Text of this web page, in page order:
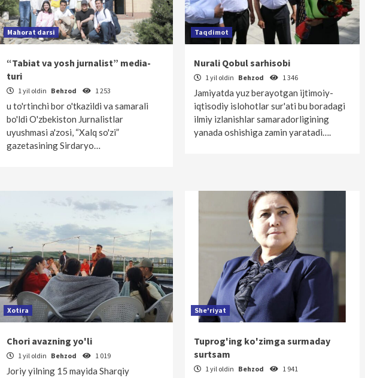
Mahorat darsi
“Tabiat va yosh jurnalist” media-
turi
1 yil oldin Behzod 1 253
u to'rtinchi bor o'tkazildi va samarali
bo'ldi O'zbekiston Jurnalistlar
uyushmasi a'zosi, “Xalq so'zi”
gazetasining Sirdaryo…
Taqdimot
Nurali Qobul sarhisobi
1 yil oldin Behzod 1 346
Jamiyatda yuz berayotgan ijtimoiy-
iqtisodiy islohotlar sur'ati bu boradagi
ilmiy izlanishlar samaradorligining
yanada oshishiga zamin yaratadi….
Xotira
Chori avazning yo'li
1 yil oldin Behzod 1 019
Joriy yilning 15 mayida Sharqiy
She'riyat
Tuprog'ing ko'zimga surmaday
surtsam
1 yil oldin Behzod 1 941